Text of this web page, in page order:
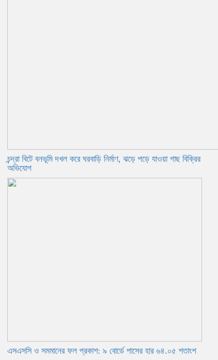
চন্দ্রা বিটে বনভূমি দখল করে ঘরবাড়ি নির্মাণ, ঝড়ে পড়ে যাওয়া গাছ বিক্রির
অভিযোগ
এসএসসি ও সমমানের ফল প্রকাশ: ৯ বোর্ডে পাসের হার ৬৪.০৫ শতাংশ